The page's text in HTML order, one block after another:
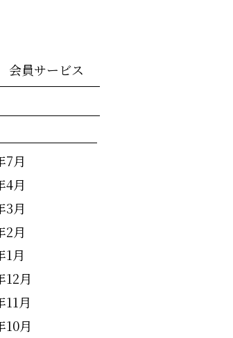
会員サービス
7月
4月
3月
2月
1月
12月
11月
10月